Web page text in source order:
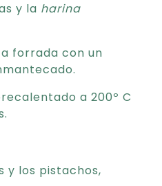
y la harina
forrada con un
a 200º C
y los pistachos,